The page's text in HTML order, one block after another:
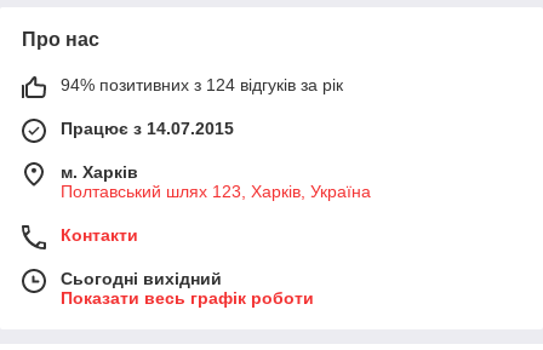
Про нас
94% позитивних з 124 відгуків за рік
Працює з 14.07.2015
м. Харків
Полтавський шлях 123, Харків, Україна
Контакти
Сьогодні вихідний
Показати весь графік роботи